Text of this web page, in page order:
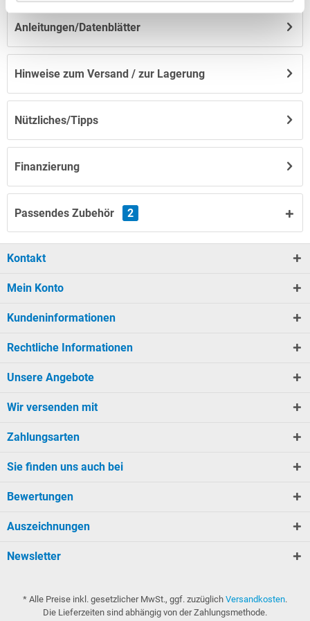
Finanzierung
Anleitungen/Datenblätter
Hinweise zum Versand / zur Lagerung
Nützliches/Tipps
Passendes Zubehör 2
Kontakt
Mein Konto
Kundeninformationen
Rechtliche Informationen
Unsere Angebote
Wir versenden mit
Zahlungsarten
Sie finden uns auch bei
Bewertungen
Auszeichnungen
Newsletter
* Alle Preise inkl. gesetzlicher MwSt., ggf. zuzüglich Versandkosten.
Die Lieferzeiten sind abhängig von der Zahlungsmethode.